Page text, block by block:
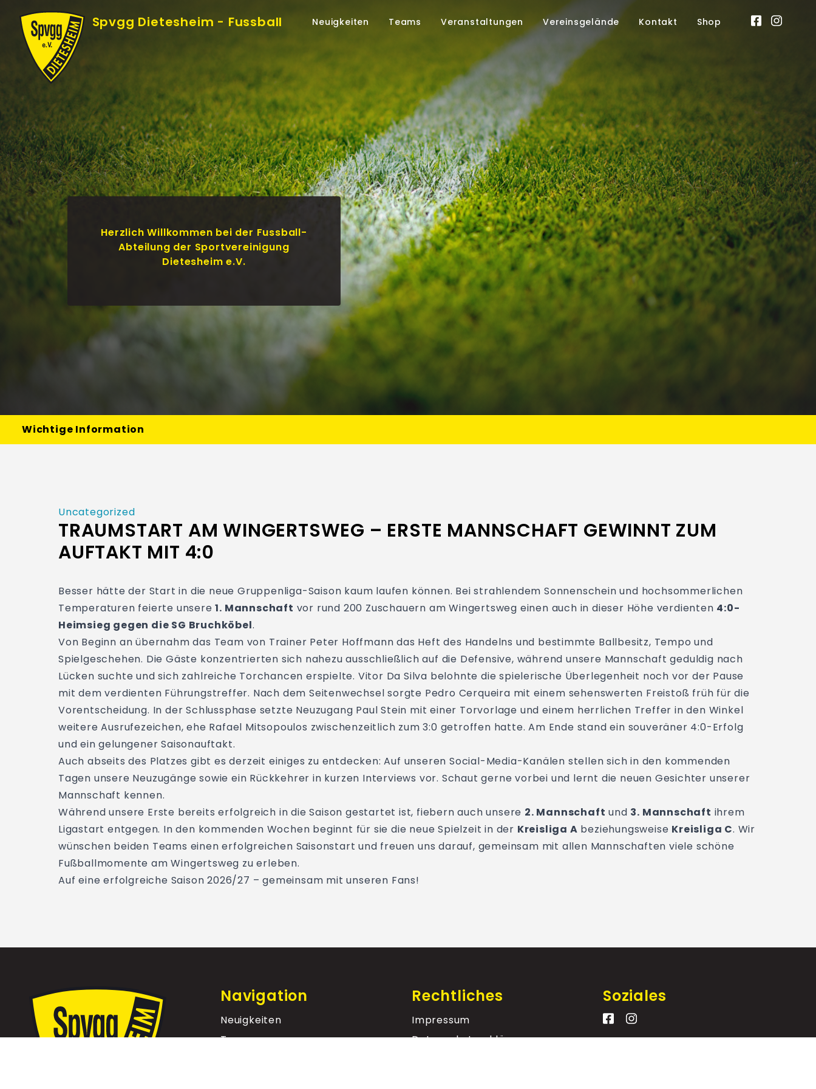
Content
Spvgg Dietesheim - Fussball Neuigkeiten Teams Veranstaltungen Vereinsgelände Kontakt Shop
Herzlich Willkommen bei der Fussball-
Abteilung der Sportvereinigung
Dietesheim e.V.
Wichtige Information
Uncategorized
TRAUMSTART AM WINGERTSWEG – ERSTE MANNSCHAFT GEWINNT ZUM
AUFTAKT MIT 4:0
Besser hätte der Start in die neue Gruppenliga-Saison kaum laufen können. Bei strahlendem Sonnenschein und hochsommerlichen
Temperaturen feierte unsere1. Mannschaft vor rund 200 Zuschauern am Wingertsweg einen auch in dieser Höhe verdienten 4:0-
Heimsieg gegen die SG Bruchköbel.
Von Beginn an übernahm das Team von Trainer Peter Hoffmann das Heft des Handelns und bestimmte Ballbesitz, Tempo und
Spielgeschehen. Die Gäste konzentrierten sich nahezu ausschließlich auf die Defensive, während unsere Mannschaft geduldig nach
Lücken suchte und sich zahlreiche Torchancen erspielte. Vitor Da Silva belohnte die spielerische Überlegenheit noch vor der Pause
mit dem verdienten Führungstreffer. Nach dem Seitenwechsel sorgte Pedro Cerqueira mit einem sehenswerten Freistoß früh für die
Vorentscheidung. In der Schlussphase setzte Neuzugang Paul Stein mit einer Torvorlage und einem herrlichen Treffer in den Winkel
weitere Ausrufezeichen, ehe Rafael Mitsopoulos zwischenzeitlich zum 3:0 getroffen hatte. Am Ende stand ein souveräner 4:0-Erfolg
und ein gelungener Saisonauftakt.
Auch abseits des Platzes gibt es derzeit einiges zu entdecken: Auf unseren Social-Media-Kanälen stellen sich in den kommenden
Tagen unsere Neuzugänge sowie ein Rückkehrer in kurzen Interviews vor. Schaut gerne vorbei und lernt die neuen Gesichter unserer
Mannschaft kennen.
Während unsere Erste bereits erfolgreich in die Saison gestartet ist, fiebern auch unsere 2. Mannschaft und 3. Mannschaft ihrem
Ligastart entgegen. In den kommenden Wochen beginnt für sie die neue Spielzeit in der Kreisliga A beziehungsweise Kreisliga C. Wir
wünschen beiden Teams einen erfolgreichen Saisonstart und freuen uns darauf, gemeinsam mit allen Mannschaften viele schöne
Fußballmomente am Wingertsweg zu erleben.
Auf eine erfolgreiche Saison 2026/27 – gemeinsam mit unseren Fans!
Navigation
Neuigkeiten
Teams
Rechtliches
Impressum
Datenschutz­erklärung
Soziales